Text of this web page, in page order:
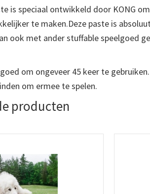
is speciaal ontwikkeld door KONG
te maken.Deze paste is
ook met ander stuffable speelgoed
om ongeveer 45 keer te
om ermee te spelen.
producten